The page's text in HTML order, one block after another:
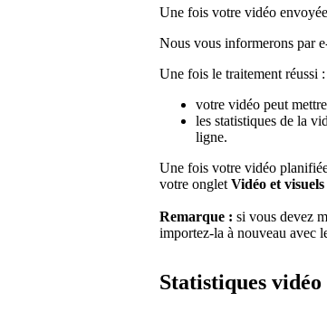
Une fois votre vidéo
Nous vous informerons par
Une fois le traitement réussi :
votre vidéo peut
les statistiques de la
ligne.
Une fois votre vidéo
votre onglet Vidéo et visuels
Remarque : si vous devez
importez-la à nouveau avec
Statistiques vidéo